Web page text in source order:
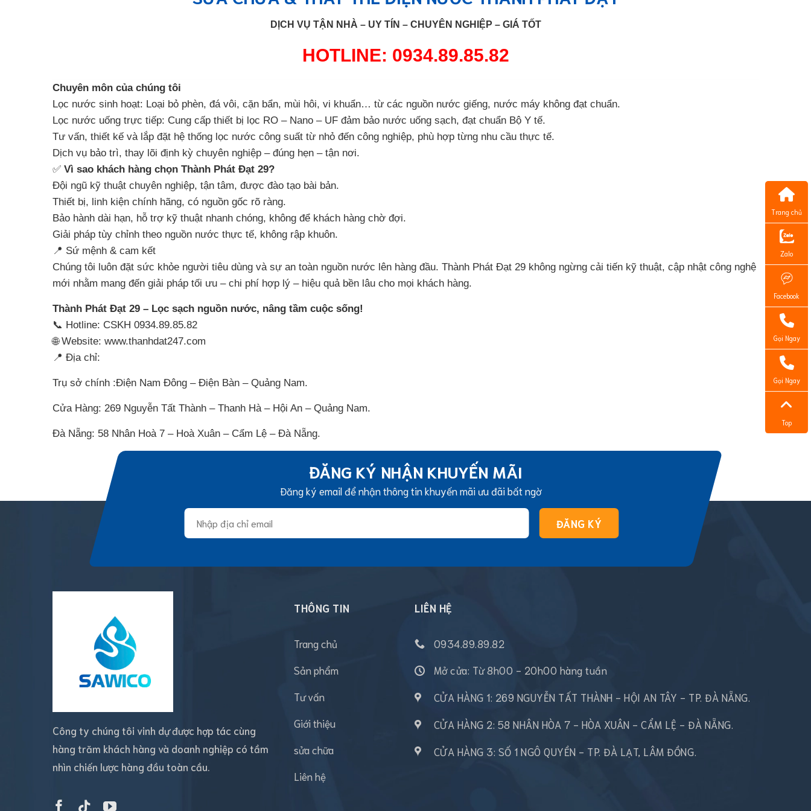
DỊCH VỤ TẬN NHÀ – UY TÍN – CHUYÊN NGHIỆP – GIÁ TỐT
HOTLINE: 0934.89.85.82
Chuyên môn của chúng tôi
Lọc nước sinh hoạt: Loại bỏ phèn, đá vôi, cặn bẩn, mùi hôi, vi khuẩn… từ các nguồn nước giếng, nước máy không đạt chuẩn.
Lọc nước uống trực tiếp: Cung cấp thiết bị lọc RO – Nano – UF đảm bảo nước uống sạch, đạt chuẩn Bộ Y tế.
Tư vấn, thiết kế và lắp đặt hệ thống lọc nước công suất từ nhỏ đến công nghiệp, phù hợp từng nhu cầu thực tế.
Dịch vụ bảo trì, thay lõi định kỳ chuyên nghiệp – đúng hẹn – tận nơi.
✅ Vì sao khách hàng chọn Thành Phát Đạt 29?
Đội ngũ kỹ thuật chuyên nghiệp, tận tâm, được đào tạo bài bản.
Thiết bị, linh kiện chính hãng, có nguồn gốc rõ ràng.
Bảo hành dài hạn, hỗ trợ kỹ thuật nhanh chóng, không để khách hàng chờ đợi.
Giải pháp tùy chỉnh theo nguồn nước thực tế, không rập khuôn.
📍 Sứ mệnh & cam kết
Chúng tôi luôn đặt sức khỏe người tiêu dùng và sự an toàn nguồn nước lên hàng đầu. Thành Phát Đạt 29 không ngừng cải tiến kỹ thuật, cập nhật công nghệ
mới nhằm mang đến giải pháp tối ưu – chi phí hợp lý – hiệu quả bền lâu cho mọi khách hàng.
Thành Phát Đạt 29 – Lọc sạch nguồn nước, nâng tầm cuộc sống!
📞 Hotline: CSKH 0934.89.85.82
🌐 Website: www.thanhdat247.com
📍 Địa chỉ:
Trụ sở chính :Điện Nam Đông – Điện Bàn – Quảng Nam.
Cửa Hàng: 269 Nguyễn Tất Thành – Thanh Hà – Hội An – Quảng Nam.
Đà Nẵng: 58 Nhân Hoà 7 – Hoà Xuân – Cẩm Lệ – Đà Nẵng.
ĐĂNG KÝ NHẬN KHUYẾN MÃI
Đăng ký email để nhận thông tin khuyến mãi ưu đãi bất ngờ
Công ty chúng tôi vinh dự được hợp tác cùng
hàng trăm khách hàng và doanh nghiệp có tầm
nhìn chiến lược hàng đầu toàn cầu.
THÔNG TIN
Trang chủ
Sản phẩm
Tư vấn
Giới thiệu
sửa chữa
Liên hệ
LIÊN HỆ
0934.89.89.82
Mở cửa: Từ 8h00 - 20h00 hàng tuần
CỬA HÀNG 1: 269 NGUYỄN TẤT THÀNH - HỘI AN TÂY - TP. ĐÀ NẴNG.
CỬA HÀNG 2: 58 NHÂN HÒA 7 - HÒA XUÂN - CẨM LỆ - ĐÀ NẴNG.
CỬA HÀNG 3: SỐ 1 NGÔ QUYỀN - TP. ĐÀ LẠT, LÂM ĐỒNG.
Trang chủ
Zalo
Facebook
Gọi Ngay
Gọi Ngay
Top